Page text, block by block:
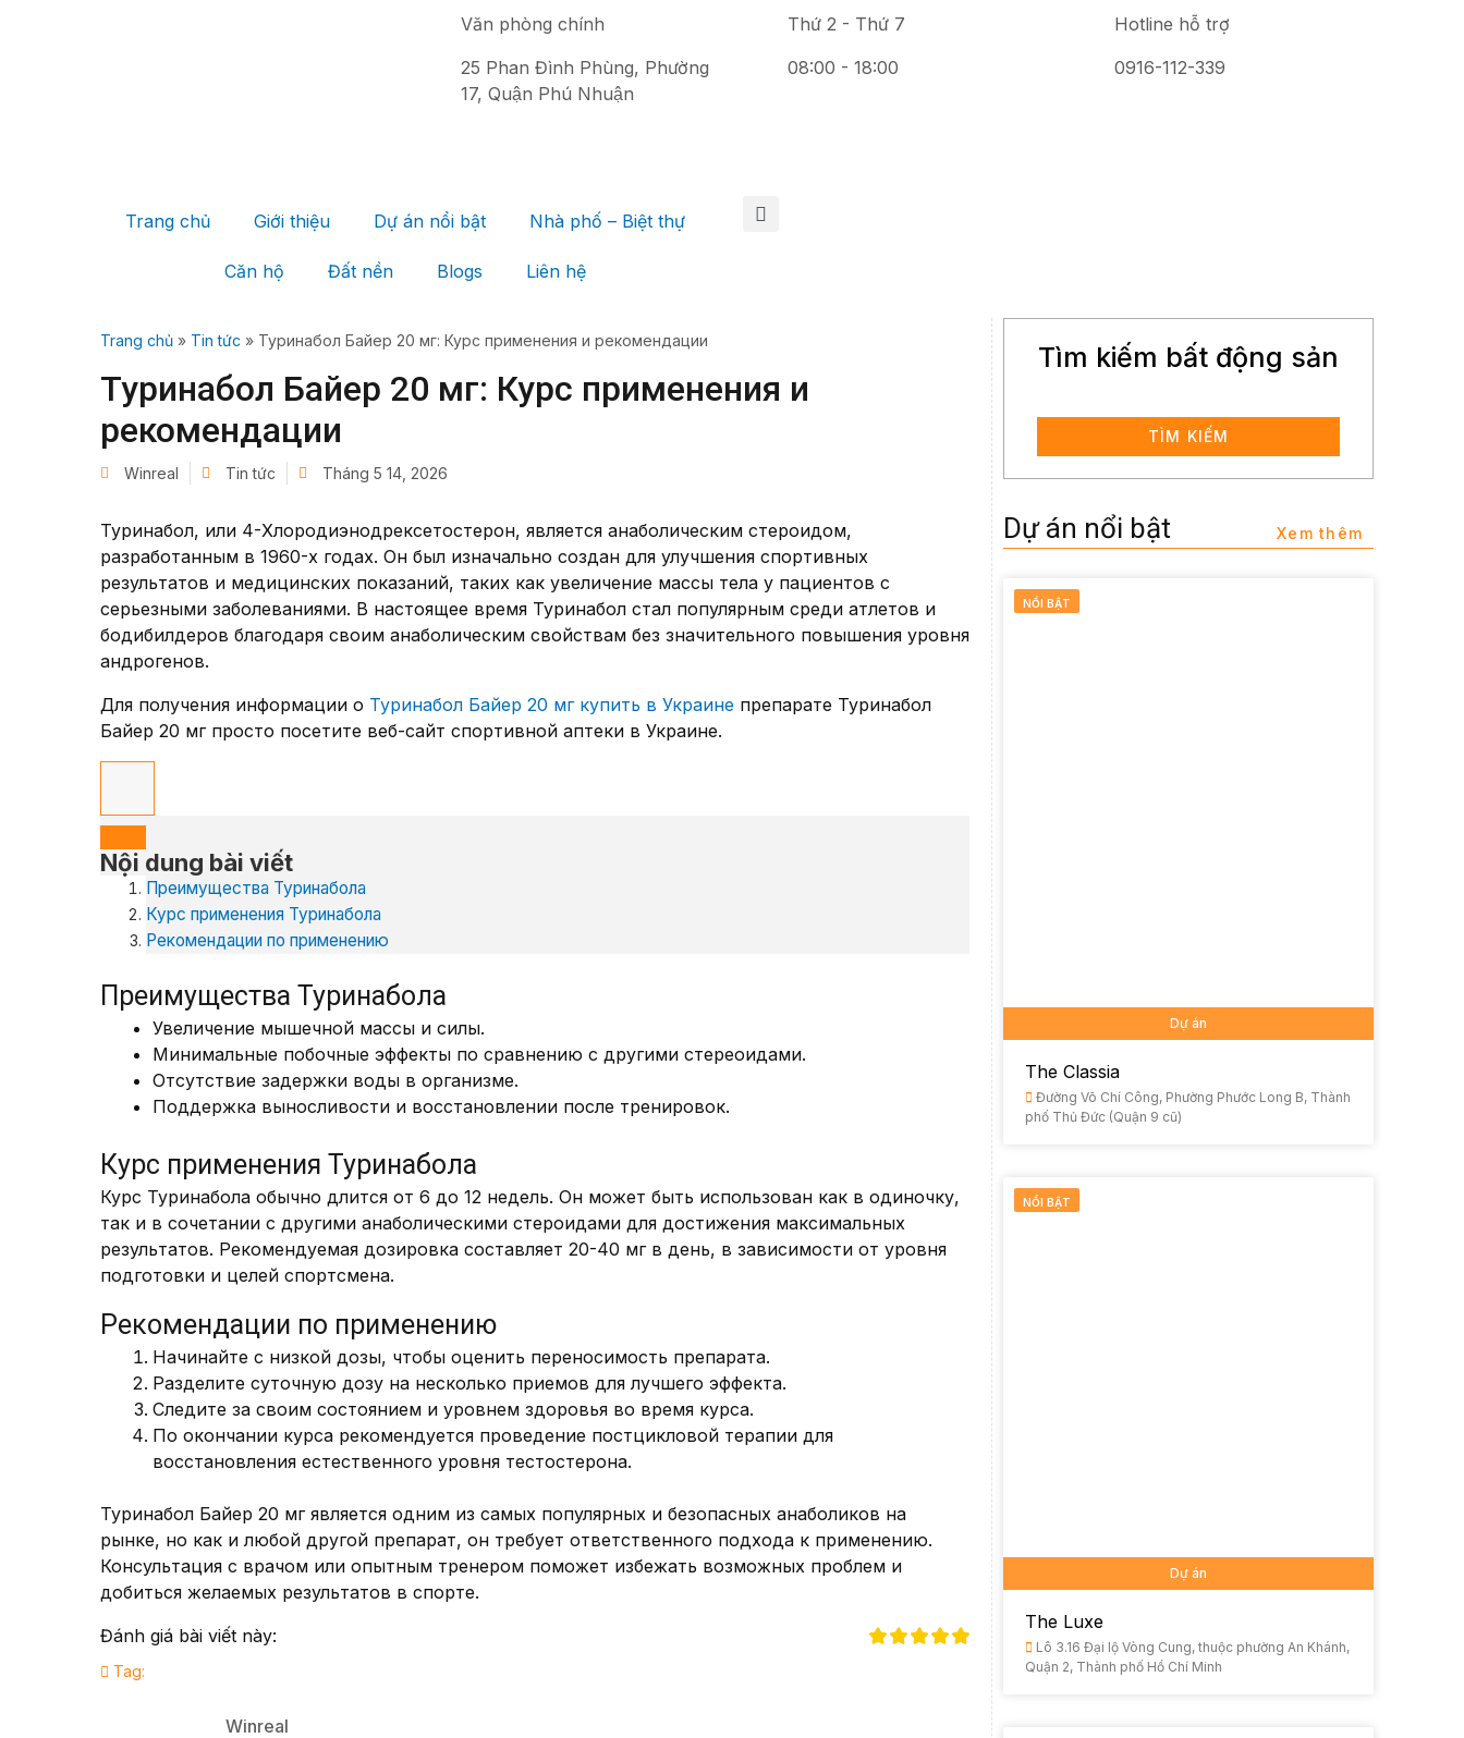
Văn phòng chính
25 Phan Đình Phùng, Phường
17, Quận Phú Nhuận
Thứ 2 - Thứ 7
08:00 - 18:00
Hotline hỗ trợ
0916-112-339
Trang chủ Giới thiệu Dự án nổi bật Nhà phố – Biệt thự
Căn hộ Đất nền Blogs Liên hệ
Trang chủ » Tin tức » Туринабол Байер 20 мг: Курс применения и рекомендации
Туринабол Байер 20 мг: Курс применения и
рекомендации
Winreal Tin tức Tháng 5 14, 2026
Туринабол, или 4-Хлородиэнодрексетостерон, является анаболическим стероидом,
разработанным в 1960-х годах. Он был изначально создан для улучшения спортивных
результатов и медицинских показаний, таких как увеличение массы тела у пациентов с
серьезными заболеваниями. В настоящее время Туринабол стал популярным среди атлетов и
бодибилдеров благодаря своим анаболическим свойствам без значительного повышения уровня
андрогенов.
Для получения информации о Туринабол Байер 20 мг купить в Украине препарате Туринабол
Байер 20 мг просто посетите веб-сайт спортивной аптеки в Украине.
Nội dung bài viết
Преимущества Туринабола
Курс применения Туринабола
Рекомендации по применению
Преимущества Туринабола
Увеличение мышечной массы и силы.
Минимальные побочные эффекты по сравнению с другими стереоидами.
Отсутствие задержки воды в организме.
Поддержка выносливости и восстановлении после тренировок.
Курс применения Туринабола
Курс Туринабола обычно длится от 6 до 12 недель. Он может быть использован как в одиночку,
так и в сочетании с другими анаболическими стероидами для достижения максимальных
результатов. Рекомендуемая дозировка составляет 20-40 мг в день, в зависимости от уровня
подготовки и целей спортсмена.
Рекомендации по применению
Начинайте с низкой дозы, чтобы оценить переносимость препарата.
Разделите суточную дозу на несколько приемов для лучшего эффекта.
Следите за своим состоянием и уровнем здоровья во время курса.
По окончании курса рекомендуется проведение постцикловой терапии для
восстановления естественного уровня тестостерона.
Туринабол Байер 20 мг является одним из самых популярных и безопасных анаболиков на
рынке, но как и любой другой препарат, он требует ответственного подхода к применению.
Консультация с врачом или опытным тренером поможет избежать возможных проблем и
добиться желаемых результатов в спорте.
Đánh giá bài viết này:
Tag:
Winreal
Tìm kiếm bất động sản
TÌM KIẾM
Dự án nổi bật Xem thêm
NỔI BẬT
Dự án
The Classia
Đường Võ Chí Công, Phường Phước Long B, Thành
phố Thủ Đức (Quận 9 cũ)
NỔI BẬT
Dự án
The Luxe
Lô 3.16 Đại lộ Vòng Cung, thuộc phường An Khánh,
Quận 2, Thành phố Hồ Chí Minh